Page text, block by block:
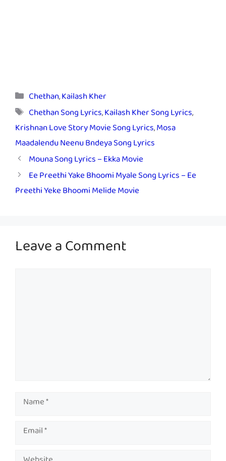
Categories
Chethan,Kailash Kher
Tags
Chethan Song Lyrics,Kailash Kher Song Lyrics,
Krishnan Love Story Movie Song Lyrics,Mosa
Maadalendu Neenu Bndeya Song Lyrics
Mouna Song Lyrics – Ekka Movie
Ee Preethi Yake Bhoomi Myale Song Lyrics – Ee
Preethi Yeke Bhoomi Melide Movie
Leave a Comment
Name
Email
Website